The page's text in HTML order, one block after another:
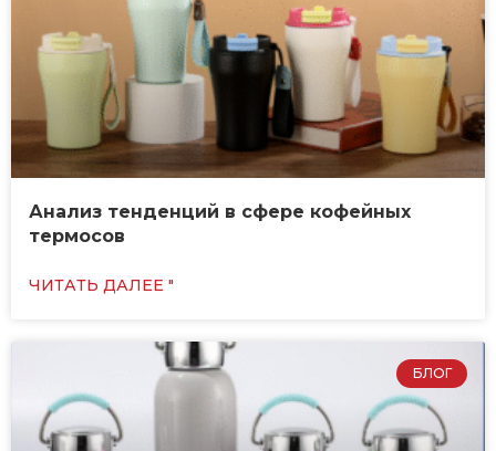
Анализ тенденций в сфере кофейных
термосов
ЧИТАТЬ ДАЛЕЕ "
БЛОГ